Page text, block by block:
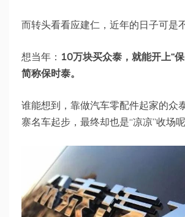
而转头看看应建仁，近年的日子可是
想当年： 10万块买众泰，就能开上“保
简称保时泰。
谁能想到，靠做汽车零配件起家的众
寨名车起步，最终却也是“凉凉”收场